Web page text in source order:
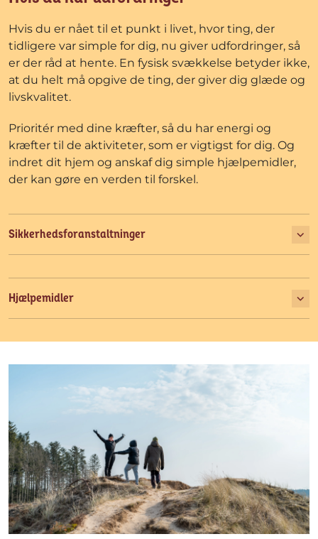
Hvis du er nået til et punkt i livet, hvor ting, der
tidligere var simple for dig, nu giver udfordringer, så
er der råd at hente. En fysisk svækkelse betyder ikke,
at du helt må opgive de ting, der giver dig glæde og
livskvalitet.
Prioritér med dine kræfter, så du har energi og
kræfter til de aktiviteter, som er vigtigst for dig. Og
indret dit hjem og anskaf dig simple hjælpemidler,
der kan gøre en verden til forskel.
Sikkerhedsforanstaltninger
Hjælpemidler